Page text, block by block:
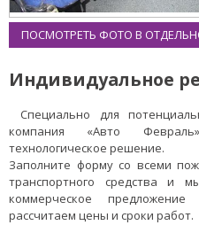
ПОСМОТРЕТЬ ФОТО В
Индивидуальное
Специально для
компания «Авто
технологическое решение.
Заполните форму со всеми
транспортного средства и
коммерческое
рассчитаем цены и сроки работ.